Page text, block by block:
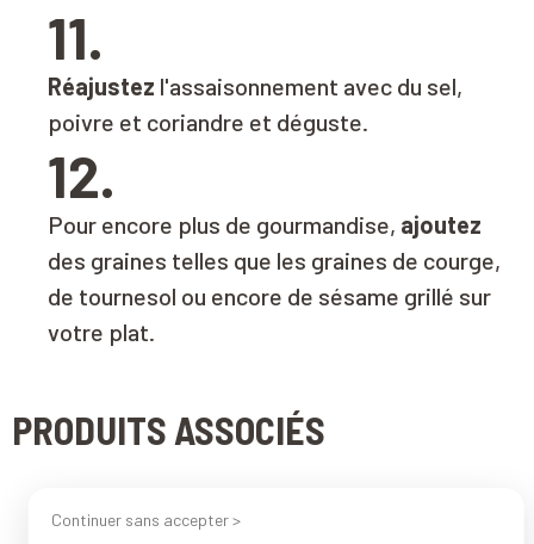
11.
Réajustez l'assaisonnement avec du sel,
poivre et coriandre et déguste.
12.
Pour encore plus de gourmandise, ajoutez
des graines telles que les graines de courge,
de tournesol ou encore de sésame grillé sur
votre plat.
PRODUITS ASSOCIÉS
Continuer sans accepter >